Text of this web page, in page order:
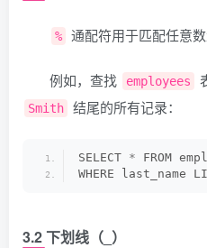
% 通配符用于匹配任意
例如，查找 employees
Smith 结尾的所有记录：
SELECT * FROM
WHERE last_name
3.2 下划线（_）